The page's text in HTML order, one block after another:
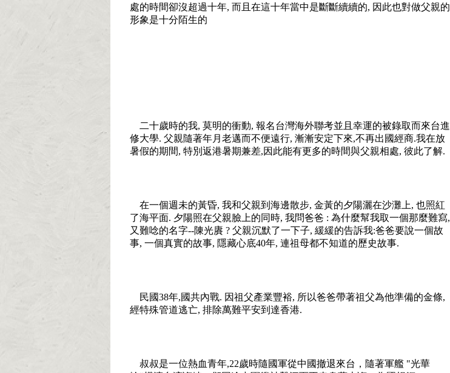
處的時間卻沒超過十年, 而且在這十年當中是斷斷續續的, 因此也對做父親的
形象是十分陌生的
二十歲時的我, 莫明的衝動, 報名台灣海外聯考並且幸運的被錄取而來台進
修大學. 父親隨著年月老邁而不便遠行, 漸漸安定下來,不再出國經商.我在放
暑假的期間, 特別返港暑期兼差,因此能有更多的時間與父親相處, 彼此了解.
在一個週未的黃昏, 我和父親到海邊散步, 金黃的夕陽灑在沙灘上, 也照紅
了海平面. 夕陽照在父親臉上的同時, 我問爸爸 : 為什麼幫我取一個那麼難寫,
又難唸的名字--陳光賡 ? 父親沉默了一下子, 緩緩的告訴我:爸爸要說一個故
事, 一個真實的故事, 隱藏心底40年, 連祖母都不知道的歷史故事.
民國38年,國共內戰. 因祖父產業豐裕, 所以爸爸帶著祖父為他準備的金條,
經特殊管道逃亡, 排除萬難平安到達香港.
叔叔是一位熱血青年,22歲時隨國軍從中國撤退來台，隨著軍艦 "光華